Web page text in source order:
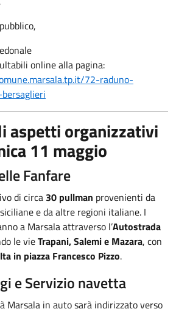
online alla pagina:
72-raduno-
aspetti organizzativi
11 maggio
Fanfare
di circa 30 pullman provenienti da
e da altre regioni italiane. I
a Marsala attraverso l’Autostrada
le vieTrapani, Salemi e Mazara, con
in piazza Francesco Pizzo.
e Servizio navetta
Marsala in auto sarà indirizzato verso